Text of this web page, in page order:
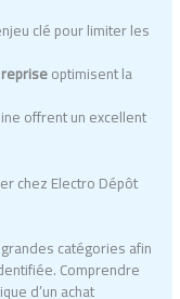
clé pour limiter les
optimisent la
offrent un excellent
chez Electro Dépôt
catégories afin
Comprendre
d’un achat